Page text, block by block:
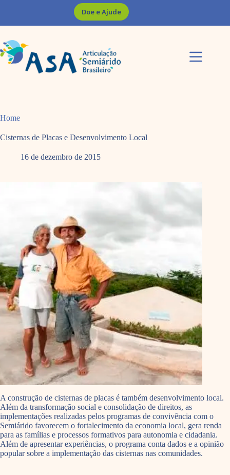
Doe e Ajude
Home
Cisternas de Placas e Desenvolvimento Local
16 de dezembro de 2015
A construção de cisternas de placas é também desenvolvimento local.
Além da transformação social e consolidação de direitos, as
implementações realizadas pelos programas de convivência com o
Semiárido favorecem o fortalecimento da economia local, gera renda
para as famílias e processos formativos para autonomia e cidadania.
Além de apresentar experiências, o programa conta dados e a opinião
popular sobre a implementação das cisternas nas comunidades.